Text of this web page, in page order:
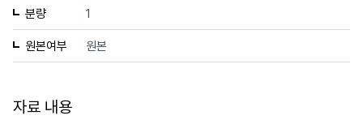
분량 1
원본여부 원본
자료 내용